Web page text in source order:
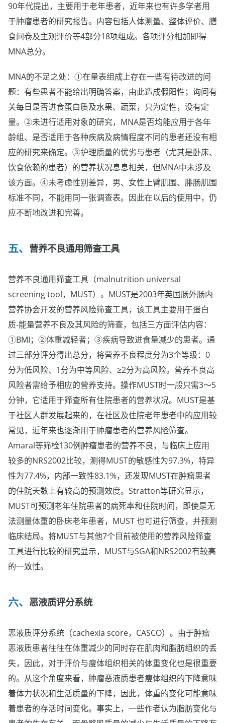
90年代提出，主要用于老年患者，近年来也有许多学者用
于肿瘤患者的研究报告。内容包括人体测量、整体评价、膳
食问卷及主观评价等4部分18项组成。各项评分相加即得
MNA总分。
MNA的不足之处：①在量表组成上存在一些有待改进的问
题：有些患者不能给出明确答案，由此造成假阳性；询问有
关每日是否进食蛋白质及水果、蔬菜，只为定性，没有定
量。②未进行适用对象的研究，MNA是否均能应用于各年
龄组、是否适用于各种疾病及病情程度不同的患者还没有相
应的研究来确定。③护理质量的优劣与患者（尤其是卧床、
饮食依赖的患者）的营养状况息息相关，但MNA中未涉及
该方面。④未考虑性别差异，男、女性上臂肌围、腓肠肌围
标准不同，不能用同一张调查表。因此在以后的使用中，仍
应不断地改进和完善。
营养不良通用筛查工具
营养不良通用筛查工具（malnutrition universal
screening tool，MUST）。MUST是2003年英国肠外肠内
营养协会开发的营养风险筛查工具，该工具主要用于蛋白
质-能量营养不良及其风险的筛查，包括三方面评估内容：
①BMI；②体重减轻者；③疾病导致进食量减少的患者。通
过三部分评分得出总分，将营养不良程度分为3个等级：0
分为低风险、1分为中等风险、≥2分为高风险。营养不良高
风险者需给予相应的营养支持。操作MUST时一般只需3～5
分钟，它适用于筛查所有住院患者的营养状况。MUST是基
于社区人群发展起来的，在社区及住院老年患者中的应用较
常见，近年来也逐渐用于肿瘤患者的营养风险筛查。
Amaral等筛检130例肿瘤患者的营养不良，与临床上应用
较多的NRS2002比较，测得MUST的敏感性为97.3%，特异
性为77.4%，内部一致性83.1%，还发现MUST在肿瘤患者
的住院天数上有较高的预测效度。Stratton等研究显示，
MUST可预测老年住院患者的病死率和住院时间，即使是无
法测量体重的卧床老年患者，MUST 也可进行筛查，并预测
临床结局。将MUST与其他7个目前被使用的营养风险筛查
工具进行比较的研究显示，MUST与SGA和NRS2002有较高
的一致性。
恶液质评分系统
恶液质评分系统（cachexia score，CASCO）。由于肿瘤
恶液质患者往往在体重减少的同时存在肌肉和脂肪组织的丢
失，因此，对于评价与瘦体组织相关的体重变化也是很重要
的。从这个角度来看，肿瘤恶液质患者瘦体组织的下降意味
着体力状况和生活质量的下降，因此，体重的变化可能意味
着患者的存活时间变化。事实上，一些作者认为脂肪变化与